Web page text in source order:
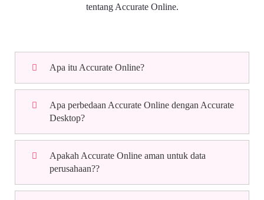
tentang Accurate Online.
Apa itu Accurate Online?
Apa perbedaan Accurate Online dengan Accurate
Desktop?
Apakah Accurate Online aman untuk data
perusahaan??